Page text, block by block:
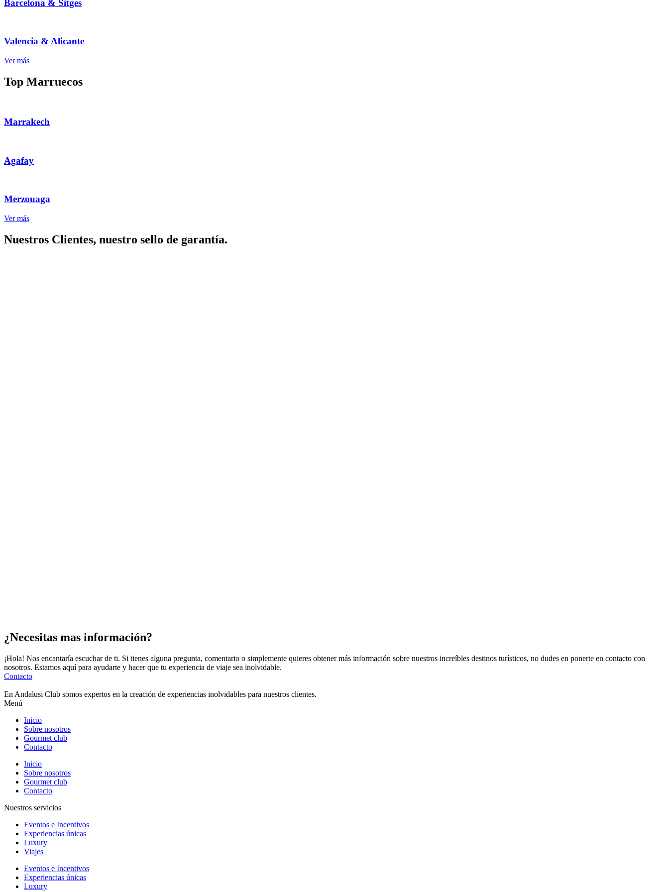
Barcelona & Sitges
Valencia & Alicante
Ver más
Top Marruecos
Marrakech
Agafay
Merzouaga
Ver más
Nuestros Clientes, nuestro sello de garantía.
¿Necesitas mas información?
¡Hola! Nos encantaría escuchar de ti. Si tienes alguna pregunta, comentario o simplemente quieres obtener más información sobre nuestros increíbles destinos turísticos, no dudes en ponerte en contacto con
nosotros. Estamos aquí para ayudarte y hacer que tu experiencia de viaje sea inolvidable.
Contacto
En Andalusi Club somos expertos en la creación de experiencias inolvidables para nuestros clientes.
Menú
Inicio
Sobre nosotros
Gourmet club
Contacto
Inicio
Sobre nosotros
Gourmet club
Contacto
Nuestros servicios
Eventos e Incentivos
Experiencias únicas
Luxury
Viajes
Eventos e Incentivos
Experiencias únicas
Luxury